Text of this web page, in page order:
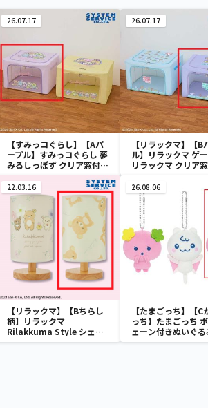
26.07.17
【すみっコぐらし】【Aパ
ープル】すみっコぐらし 夢
みるしっぽず クリア窓付き
収納ボックス
26.07.17
【リラックマ】【B
ル】リラックマ ゲ
リラックマ クリア
22.03.16
【リラックマ】【Bちらし
柄】リラックマ
Rilakkuma Style シェー
ドライト
26.08.06
【たまごっち】【C
っち】たまごっち
ェーン付きぬいぐ
Tamagotchi